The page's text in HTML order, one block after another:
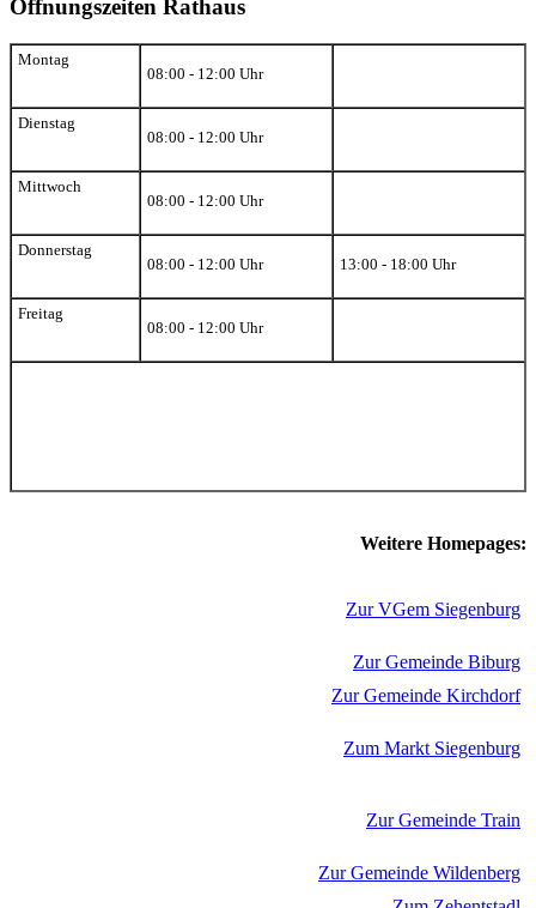
Öffnungszeiten Rathaus
Montag
08:00 - 12:00 Uhr
Dienstag
08:00 - 12:00 Uhr
Mittwoch
08:00 - 12:00 Uhr
Donnerstag
08:00 - 12:00 Uhr
13:00 - 18:00 Uhr
Freitag
08:00 - 12:00 Uhr
Weitere Homepages:
Zur VGem Siegenburg
Zur Gemeinde Biburg
Zur Gemeinde Kirchdorf
Zum Markt Siegenburg
Zur Gemeinde Train
Zur Gemeinde Wildenberg